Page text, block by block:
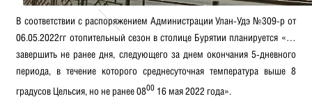
В соответствии с распоряжением Администрации Улан-Удэ №309-р от
06.05.2022гг отопительный сезон в столице Бурятии планируется «…
завершить не ранее дня, следующего за днем окончания 5-дневного
периода, в течение которого среднесуточная температура выше 8
градусов Цельсия, но не ранее 0800 16 мая 2022 года».